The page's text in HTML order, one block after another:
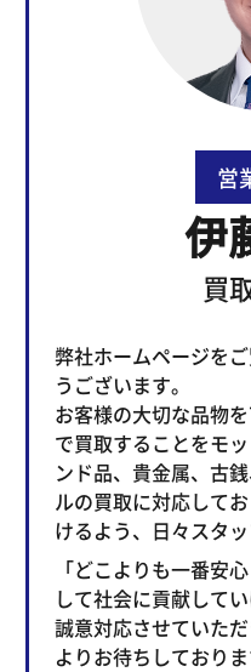
営
伊
買
弊社ホームページを
うございます。
お客様の大切な品物
で買取することをモ
ンド品、貴金属、古
ルの買取に対応して
けるよう、日々スタ
「どこよりも一番安
して社会に貢献して
誠意対応させていた
よりお待ちしておりま